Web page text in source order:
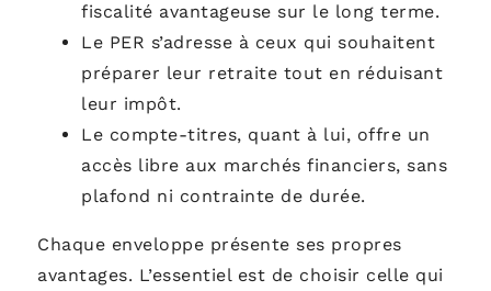
fiscalité avantageuse sur le long terme.
Le PER s’adresse à ceux qui souhaitent
préparer leur retraite tout en réduisant
leur impôt.
Le compte-titres, quant à lui, offre un
accès libre aux marchés financiers, sans
plafond ni contrainte de durée.
Chaque enveloppe présente ses propres
avantages. L’essentiel est de choisir celle qui